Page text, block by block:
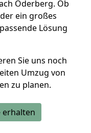
Oderberg. Ob
ein großes
Lösung
Sie uns noch
Umzug von
zu planen.
erhalten